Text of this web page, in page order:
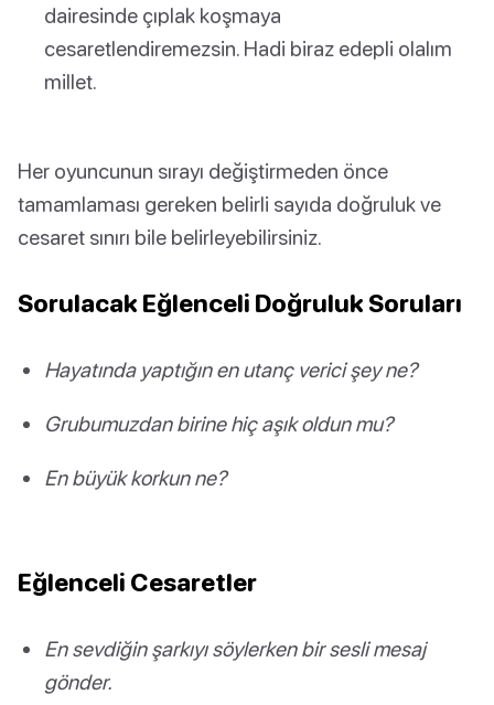
dairesinde çıplak koşmaya
cesaretlendiremezsin. Hadi biraz edepli olalım
millet.
Her oyuncunun sırayı değiştirmeden önce
tamamlaması gereken belirli sayıda doğruluk ve
cesaret sınırı bile belirleyebilirsiniz.
Sorulacak Eğlenceli Doğruluk Soruları
Hayatında yaptığın en utanç verici şey ne?
Grubumuzdan birine hiç aşık oldun mu?
En büyük korkun ne?
Eğlenceli Cesaretler
En sevdiğin şarkıyı söylerken bir sesli mesaj
gönder.